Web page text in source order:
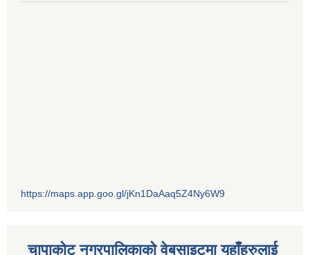
https://maps.app.goo.gl/jKn1DaAaq5Z4Ny6W9
चापाकोट नगरपालिकाको वेबसाइटमा यहाँहरुलाई